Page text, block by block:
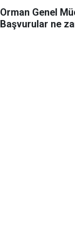
Orman Genel
Başvurular ne